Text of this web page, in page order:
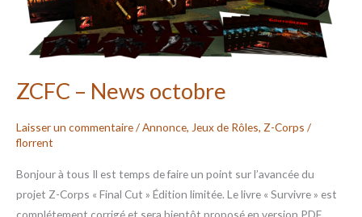
ZCFC – News octobre
Laisser un commentaire/Annonce, Jeux de Rôles, Z-Corps /
florrent
Bonjour à tous Il est temps de faire un point sur l’avancée du
projet Z-Corps « Final Cut » Édition limitée. Le livre « Survivre » est
complétement corrigé et sera bientôt proposé en version PDF